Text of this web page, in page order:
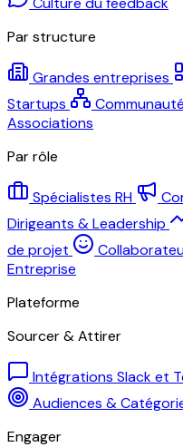
Par structure
Grandes entreprises
Startups
Associations
Par rôle
Spécialistes RH
Dirigeants & Leadership
de projet
Entreprise
Plateforme
Sourcer & Attirer
Intégrations Slack et
Audiences &
Engager